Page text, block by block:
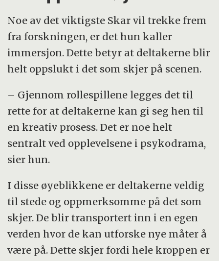
Noe av det viktigste Skar vil trekke frem
fra forskningen, er det hun kaller
immersjon. Dette betyr at deltakerne blir
helt oppslukt i det som skjer på scenen.
– Gjennom rollespillene legges det til
rette for at deltakerne kan gi seg hen til
en kreativ prosess. Det er noe helt
sentralt ved opplevelsene i psykodrama,
sier hun.
I disse øyeblikkene er deltakerne veldig
til stede og oppmerksomme på det som
skjer. De blir transportert inn i en egen
verden hvor de kan utforske nye måter å
være på. Dette skjer fordi hele kroppen er